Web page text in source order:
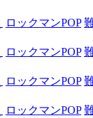
ロックマンPOP
ロックマンPOP
ロックマンPOP
ロックマンPOP